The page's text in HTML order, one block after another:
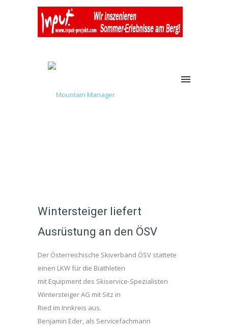
Wintersteiger liefert
Ausrüstung an den ÖSV
Der Österreichische Skiverband ÖSV stattete
einen LKW für die Biathleten
mit Equipment des Skiservice-Spezialisten
Wintersteiger AG mit Sitz in
Ried im Innkreis aus.
Benjamin Eder, als Servicefachmann